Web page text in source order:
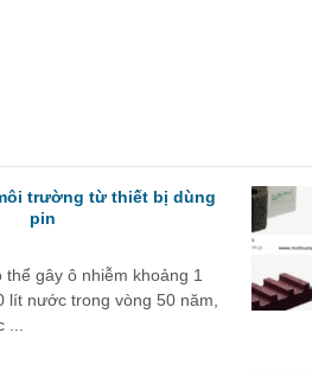
trường từ thiết bị dùng
pin
thể gây ô nhiễm khoảng 1
lít nước trong vòng 50 năm,